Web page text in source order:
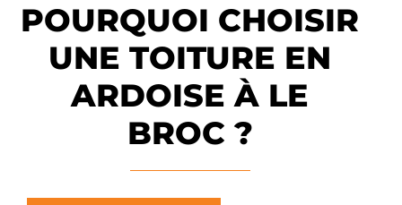
POURQUOI CHOISIR
UNE TOITURE EN
ARDOISE À LE
BROC ?